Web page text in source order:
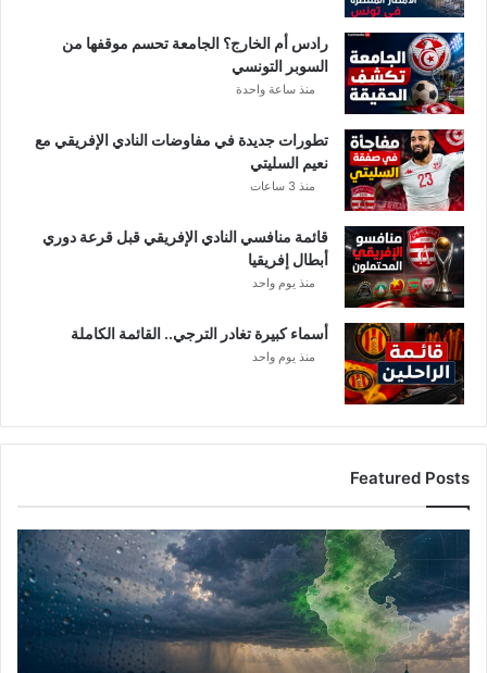
رادس أم الخارج؟ الجامعة تحسم موقفها من
السوبر التونسي
منذ ساعة واحدة
تطورات جديدة في مفاوضات النادي الإفريقي مع
نعيم السليتي
منذ 3 ساعات
قائمة منافسي النادي الإفريقي قبل قرعة دوري
أبطال إفريقيا
منذ يوم واحد
أسماء كبيرة تغادر الترجي.. القائمة الكاملة
منذ يوم واحد
Featured Posts
أمطار
تونس
المرتقبة..
الغنوشي
يكشف
التفاصيل